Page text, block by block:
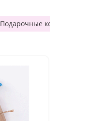
Подарочные корзины